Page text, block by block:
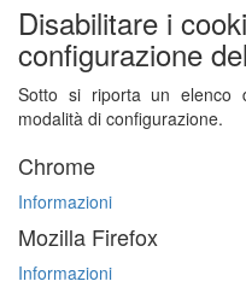
Disabilitare i
configurazione
Sotto si riporta un elenco
modalità di configurazione.
Chrome
Informazioni
Mozilla Firefox
Informazioni